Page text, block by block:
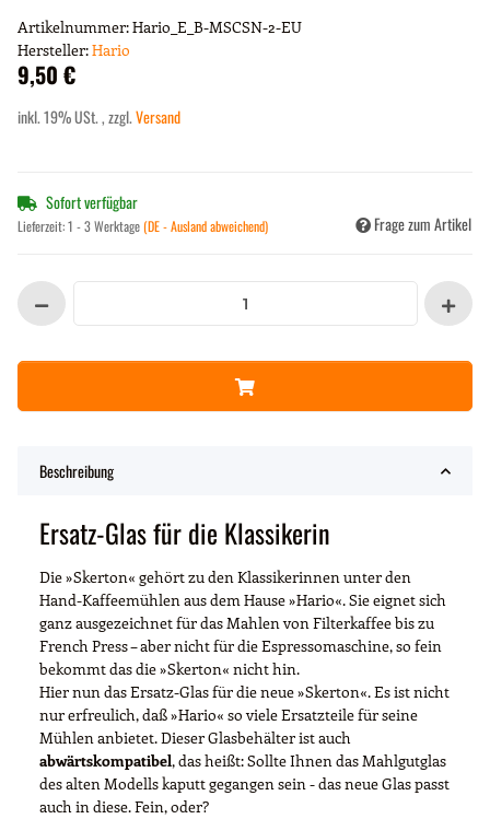
Artikelnummer:Hario_E_B-MSCSN-2-EU
Hersteller:Hario
9,50 €
inkl. 19% USt. , zzgl.Versand
Sofort verfügbar
Lieferzeit:1 - 3 Werktage(DE - Ausland abweichend) Frage zum Artikel
Beschreibung
Ersatz-Glas für die Klassikerin
Die »Skerton« gehört zu den Klassikerinnen unter den
Hand-Kaffeemühlen aus dem Hause »Hario«. Sie eignet sich
ganz ausgezeichnet für das Mahlen von Filterkaffee bis zu
French Press – aber nicht für die Espressomaschine, so fein
bekommt das die »Skerton« nicht hin.
Hier nun das Ersatz-Glas für die neue »Skerton«. Es ist nicht
nur erfreulich, daß »Hario« so viele Ersatzteile für seine
Mühlen anbietet. Dieser Glasbehälter ist auch
abwärtskompatibel, das heißt: Sollte Ihnen das Mahlgutglas
des alten Modells kaputt gegangen sein - das neue Glas passt
auch in diese. Fein, oder?